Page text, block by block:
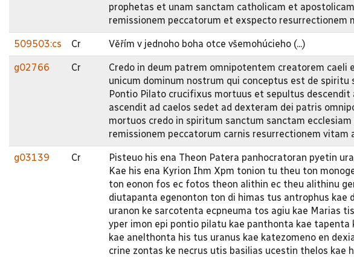
prophetas et unam sanctam catholicam et
remissionem peccatorum et exspecto resurrectionem
509503:cs Cr Věřím v jednoho boha otce všemohúcieho (...)
g02766 Cr
Credo in deum patrem omnipotentem creatorem
unicum dominum nostrum qui conceptus est de
Pontio Pilato crucifixus mortuus et sepultus
ascendit ad caelos sedet ad dexteram dei patris
mortuos credo in spiritum sanctum sanctam
remissionem peccatorum carnis resurrectionem vitam
g03139 Cr
Pisteuo his ena Theon Patera panhocratoran pyetin
Kae his ena Kyrion Ihm Xpm tonion tu theu ton
ton eonon fos ec fotos theon alithin ec theu alithinu
diutapanta egenonton ton di himas tus antrophus
uranon ke sarcotenta ecpneuma tos agiu kae Marias
yper imon epi pontio pilatu kae panthonta kae
kae anelthonta his tus uranus kae katezomeno en
crine zontas ke necrus utis basilias ucestin thelos kae